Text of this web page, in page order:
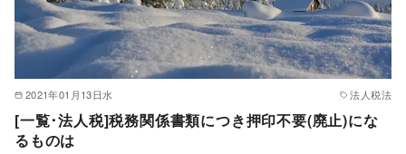
2021年01月13日水 法人税法
[一覧･法人税]税務関係書類につき押印不要(廃止)にな
るものは